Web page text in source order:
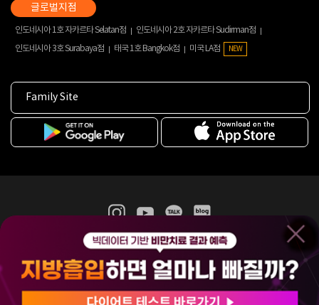
인도네시아 1호 자카르타 Selatan점
인도네시아 2호 자카르타 Sudirman점
인도네시아 3호 Surabaya점
태국 1호 Bangkok점 미국 LA점 NEW
Family Site
365mc 병·의원 이용약관
홈페이지 이용약관
비급여진료수가
(주)365mcㅣ서울특별시 서초구 서초대로52길 7, 3~4층(서초동, 제일빌딩)
120-87-04354ㅣ김남철